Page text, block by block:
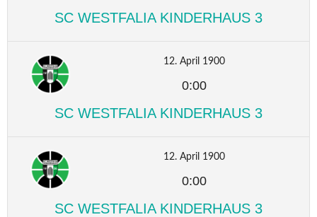
SC WESTFALIA KINDERHAUS 3
12. April 1900
0:00
SC WESTFALIA KINDERHAUS 3
12. April 1900
0:00
SC WESTFALIA KINDERHAUS 3